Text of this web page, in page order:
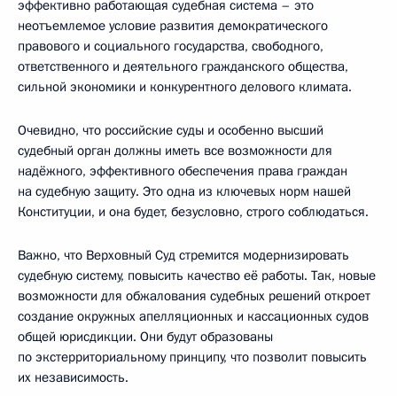
эффективно работающая судебная система – это
неотъемлемое условие развития демократического
правового и социального государства, свободного,
ответственного и деятельного гражданского общества,
сильной экономики и конкурентного делового климата.
Очевидно, что российские суды и особенно высший
судебный орган должны иметь все возможности для
надёжного, эффективного обеспечения права граждан
на судебную защиту. Это одна из ключевых норм нашей
Конституции, и она будет, безусловно, строго соблюдаться.
Важно, что Верховный Суд стремится модернизировать
судебную систему, повысить качество её работы. Так, новые
возможности для обжалования судебных решений откроет
создание окружных апелляционных и кассационных судов
общей юрисдикции. Они будут образованы
по экстерриториальному принципу, что позволит повысить
их независимость.